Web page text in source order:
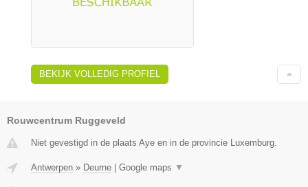
BEKIJK VOLLEDIG PROFIEL
Rouwcentrum Ruggeveld
Niet gevestigd in de plaats Aye en in de provincie Luxemburg.
Antwerpen » Deurne Google maps ▼